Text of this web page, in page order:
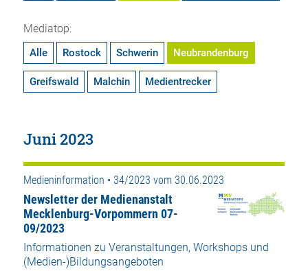
Mediatop:
Alle Rostock Schwerin Neubrandenburg
Greifswald Malchin Medientrecker
Juni 2023
Medieninformation • 34/2023 vom 30.06.2023
Newsletter der Medienanstalt
Mecklenburg-Vorpommern 07-
09/2023
Informationen zu Veranstaltungen, Workshops und
(Medien-)Bildungsangeboten